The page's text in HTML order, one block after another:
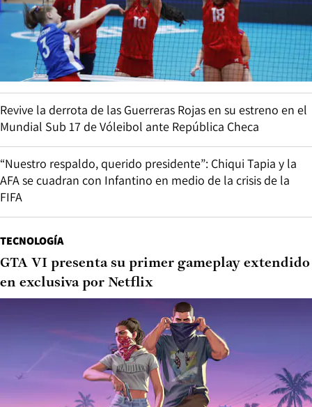
Revive la derrota de las Guerreras Rojas en su estreno en el
Mundial Sub 17 de Vóleibol ante República Checa
“Nuestro respaldo, querido presidente”: Chiqui Tapia y la
AFA se cuadran con Infantino en medio de la crisis de la
FIFA
TECNOLOGÍA
GTA VI presenta su primer gameplay extendido
en exclusiva por Netflix